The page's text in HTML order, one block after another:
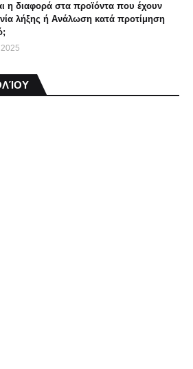
η διαφορά στα προϊόντα που έχουν
λήξης ή Aνάλωση κατά προτίμηση